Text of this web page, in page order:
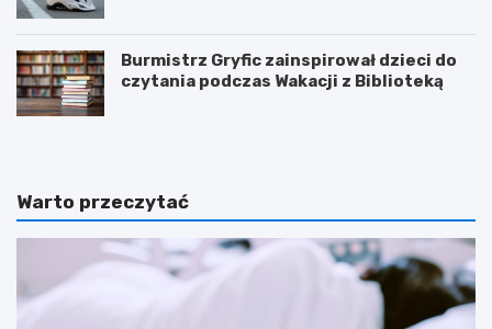
Burmistrz Gryfic zainspirował dzieci do
czytania podczas Wakacji z Biblioteką
Warto przeczytać